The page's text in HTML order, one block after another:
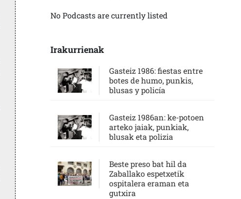
No Podcasts are currently listed
Irakurrienak
Gasteiz 1986: fiestas entre
botes de humo, punkis,
blusas y policía
Gasteiz 1986an: ke-potoen
arteko jaiak, punkiak,
blusak eta polizia
Beste preso bat hil da
Zaballako espetxetik
ospitalera eraman eta
gutxira